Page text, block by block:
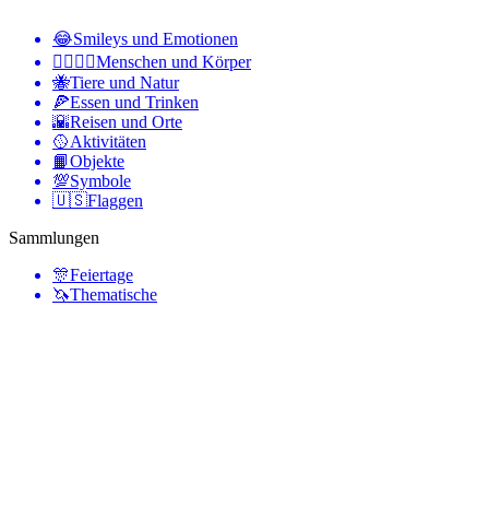
😂Smileys und Emotionen
👩‍❤️‍💋‍👨Menschen und Körper
🐝Tiere und Natur
🍕Essen und Trinken
🌇Reisen und Orte
🥎Aktivitäten
📙Objekte
💯Symbole
🇺🇸Flaggen
Sammlungen
🎊Feiertage
🦄Thematische